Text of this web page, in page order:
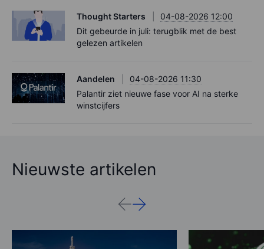
Thought Starters
04-08-2026 12:00
Dit gebeurde in juli: terugblik met de best
gelezen artikelen
Aandelen
04-08-2026 11:30
Palantir ziet nieuwe fase voor AI na sterke
winstcijfers
Nieuwste artikelen